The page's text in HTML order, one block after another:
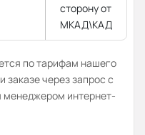
сторону от
МКАД\КАД
по тарифам нашего
заказе через запрос с
менеджером интернет-